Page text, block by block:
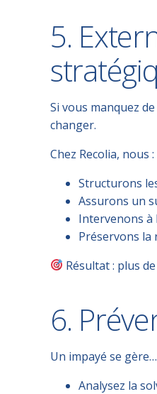
5.
Si vous manquez
changer.
Chez Recolia, nous :
Structurons
Assurons un
Intervenons à
Préservons la
Résultat : plus
6.
Un impayé se
Analysez la